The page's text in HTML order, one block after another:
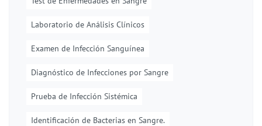
Laboratorio de Análisis Clínicos
Examen de Infección Sanguínea
Diagnóstico de Infecciones por Sangre
Prueba de Infección Sistémica
Identificación de Bacterias en Sangre.